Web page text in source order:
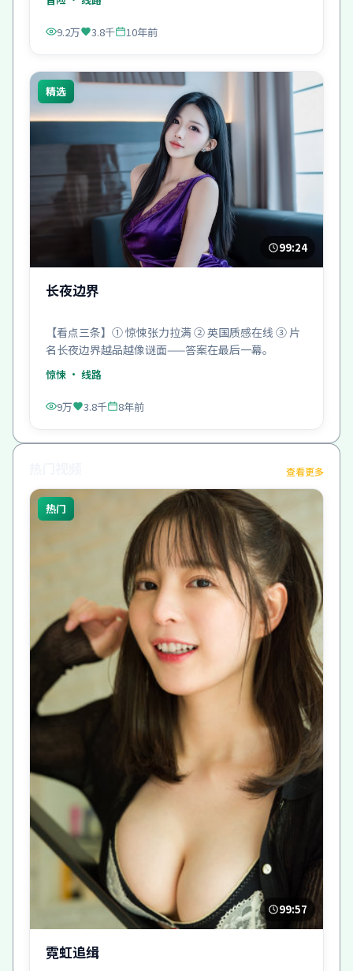
9.2万 3.8千 10年前
精选
99:24
长夜边界
【看点三条】① 惊悚张力拉满 ② 英国质感在线 ③ 片
名长夜边界越品越像谜面——答案在最后一幕。
惊悚 · 线路
9万 3.8千 8年前
查看更多
热门
99:57
霓虹追缉